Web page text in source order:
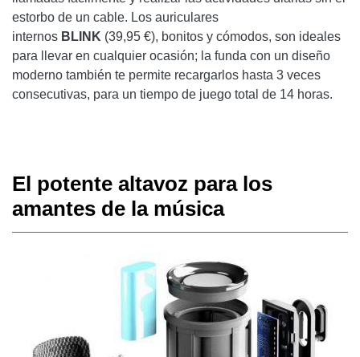
estorbo de un cable. Los auriculares
internos BLINK (39,95 €), bonitos y cómodos, son ideales
para llevar en cualquier ocasión; la funda con un diseño
moderno también te permite recargarlos hasta 3 veces
consecutivas, para un tiempo de juego total de 14 horas.
El potente altavoz para los
amantes de la música